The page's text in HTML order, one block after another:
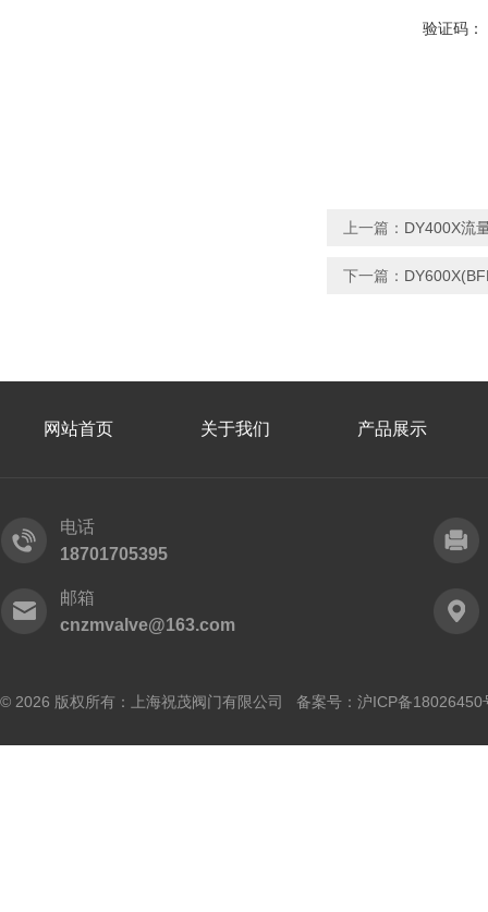
验证码：
上一篇： DY400X流
下一篇：
网站首页 关于我们 产品展示
电话
18701705395
邮箱
cnzmvalve@163.com
© 2026 版权所有：上海祝茂阀门有限公司 备案号： 沪ICP备18026450